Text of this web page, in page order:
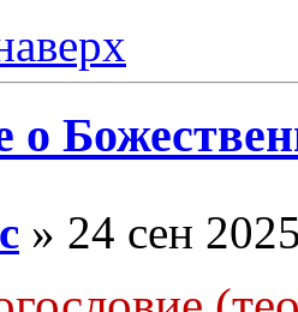
о
» 24 сен